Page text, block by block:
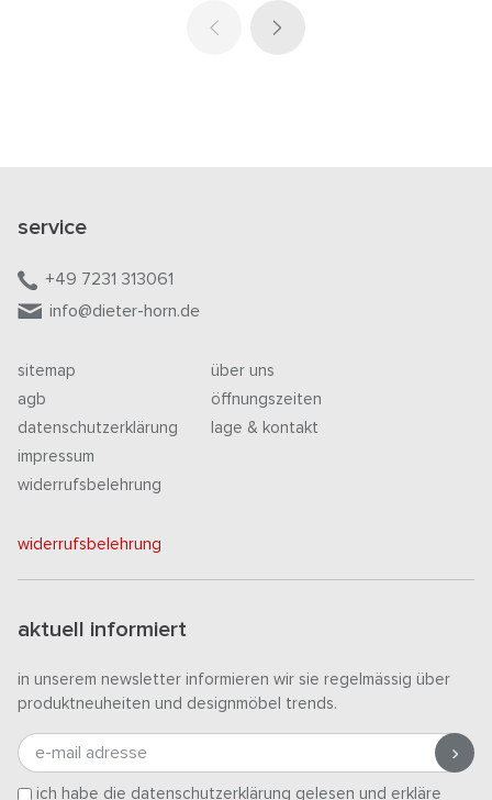
service
+49 7231 313061
info@dieter-horn.de
sitemap
agb
datenschutzerklärung
impressum
widerrufsbelehrung
über uns
öffnungszeiten
lage & kontakt
widerrufsbelehrung
aktuell informiert
in unserem newsletter informieren wir sie regelmässig über
produktneuheiten und designmöbel trends.
e-mail adresse
ich habe die datenschutzerklärung gelesen und erkläre